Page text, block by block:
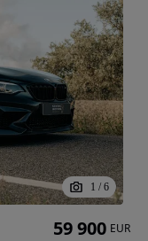
1 / 6
59 900 EUR